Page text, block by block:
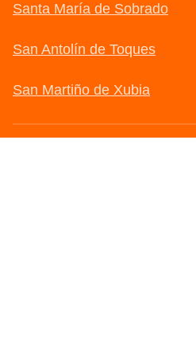
Santa María de Sobrado
San Antolín de Toques
San Martiño de Xubia